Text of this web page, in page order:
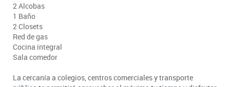
2 Alcobas
1 Baño
2 Closets
Red de gas
Cocina integral
Sala comedor
La cercanía a colegios, centros comerciales y transporte